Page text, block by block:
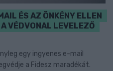
ÉS AZ ÖNKÉNY ELLEN
VÉDVONAL LEVELEZŐ
egy ingyenes e-mail
a Fidesz maradékát.